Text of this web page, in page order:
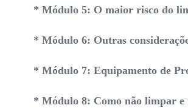
* Módulo 5: O maior risco do
* Módulo 6: Outras
* Módulo 7: Equipamento de
* Módulo 8: Como não limpar e